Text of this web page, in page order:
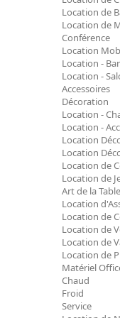
Location de
Location de
Conférence
Location
Location -
Location -
Accessoires
Décoration
Location -
Location -
Location
Location
Location de
Location de
Art de la Table
Location
Location de
Location de
Location de
Location de
Matériel
Chaud
Froid
Service